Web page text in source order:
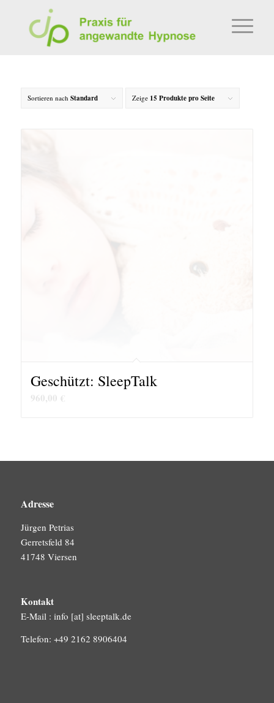
Sortieren nach Standard Zeige 15 Produkte pro Seite
Geschützt: SleepTalk
960,00 €
Adresse
Jürgen Petrias
Gerretsfeld 84
41748 Viersen
Kontakt
E-Mail : info [at] sleeptalk.de
Telefon: +49 2162 8906404